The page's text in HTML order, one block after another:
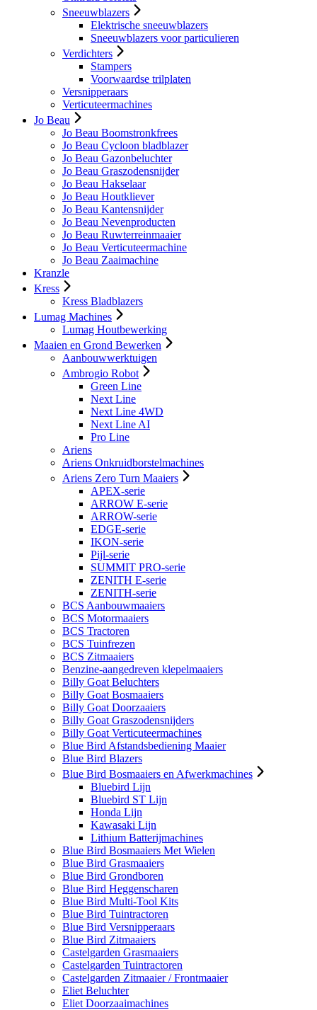
Sneeuwblazers
Elektrische sneeuwblazers
Sneeuwblazers voor particulieren
Verdichters
Stampers
Voorwaardse trilplaten
Versnipperaars
Verticuteermachines
Jo Beau
Jo Beau Boomstronkfrees
Jo Beau Cycloon bladblazer
Jo Beau Gazonbeluchter
Jo Beau Graszodensnijder
Jo Beau Hakselaar
Jo Beau Houtkliever
Jo Beau Kantensnijder
Jo Beau Nevenproducten
Jo Beau Ruwterreinmaaier
Jo Beau Verticuteermachine
Jo Beau Zaaimachine
Kranzle
Kress
Kress Bladblazers
Lumag Machines
Lumag Houtbewerking
Maaien en Grond Bewerken
Aanbouwwerktuigen
Ambrogio Robot
Green Line
Next Line
Next Line 4WD
Next Line AI
Pro Line
Ariens
Ariens Onkruidborstelmachines
Ariens Zero Turn Maaiers
APEX-serie
ARROW E-serie
ARROW-serie
EDGE-serie
IKON-serie
Pijl-serie
SUMMIT PRO-serie
ZENITH E-serie
ZENITH-serie
BCS Aanbouwmaaiers
BCS Motormaaiers
BCS Tractoren
BCS Tuinfrezen
BCS Zitmaaiers
Benzine-aangedreven klepelmaaiers
Billy Goat Beluchters
Billy Goat Bosmaaiers
Billy Goat Doorzaaiers
Billy Goat Graszodensnijders
Billy Goat Verticuteermachines
Blue Bird Afstandsbediening Maaier
Blue Bird Blazers
Blue Bird Bosmaaiers en Afwerkmachines
Bluebird Lijn
Bluebird ST Lijn
Honda Lijn
Kawasaki Lijn
Lithium Batterijmachines
Blue Bird Bosmaaiers Met Wielen
Blue Bird Grasmaaiers
Blue Bird Grondboren
Blue Bird Heggenscharen
Blue Bird Multi-Tool Kits
Blue Bird Tuintractoren
Blue Bird Versnipperaars
Blue Bird Zitmaaiers
Castelgarden Grasmaaiers
Castelgarden Tuintractoren
Castelgarden Zitmaaier / Frontmaaier
Eliet Beluchter
Eliet Doorzaaimachines